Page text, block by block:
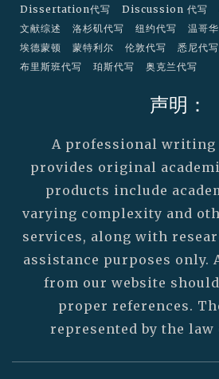
Dissertation代写
Discussion 代写
文献综述
洛杉矶代写 纽约代写 温哥
埃德蒙顿
蒙特利尔 伦敦代写 悉尼代写
布里斯班代写
珀斯代写 奥克兰代写
声明：
A professional writing
provides original
products include
varying complexity and
services, along with
assistance purposes only.
from our website
proper references.
represented by the law